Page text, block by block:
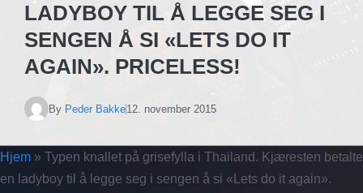
LADYBOY TIL Å LEGGE SEG I
SENGEN Å SI «LETS DO IT
AGAIN». PRICELESS!
By Peder Bakke12. november 2015
Hjem » Typen knallet på grisefylla i Thailand. Kjæresten betalte
en ladyboy til å legge seg i sengen å si «Lets do it again».